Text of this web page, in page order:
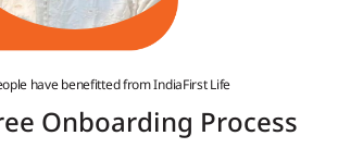
have benefitted from IndiaFirst Life
Onboarding Process